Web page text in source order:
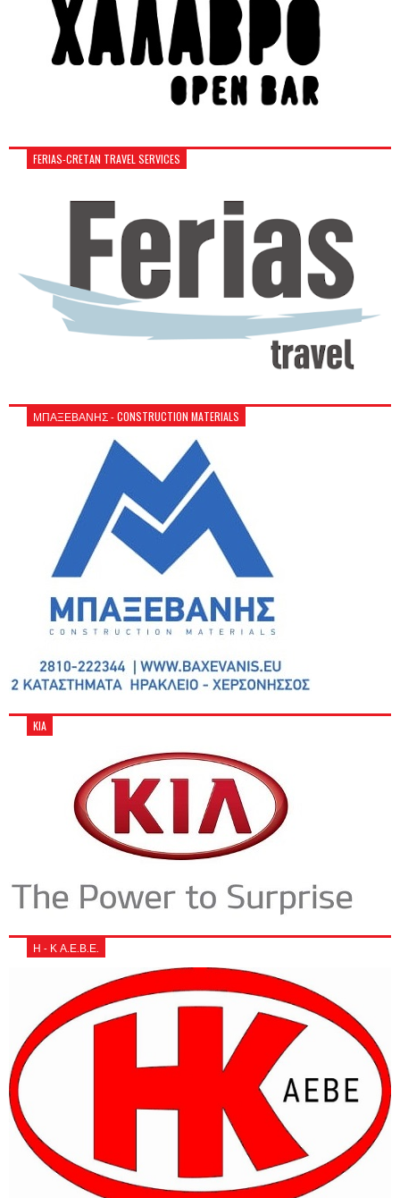
FERIAS-CRETAN TRAVEL SERVICES
ΜΠΑΞΕΒΑΝΗΣ - CONSTRUCTION MATERIALS
KIA
Η - Κ Α.Ε.Β.Ε.